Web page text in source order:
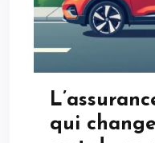
qui